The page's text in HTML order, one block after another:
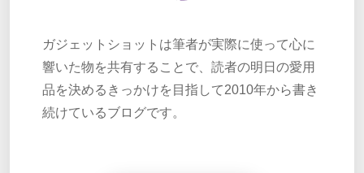
ガジェットショットは筆者が実際に使って心に
響いた物を共有することで、読者の明日の愛用
品を決めるきっかけを目指して2010年から書き
続けているブログです。